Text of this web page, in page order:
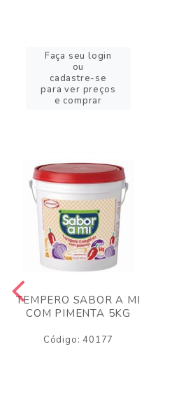
Faça seu login
ou
cadastre-se
para ver preços
e comprar
TEMPERO SABOR A MI
COM PIMENTA 5KG
Código: 40177